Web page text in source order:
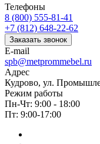
Телефоны
8 (800) 555-81-41
+7 (812) 648-22-62
Заказать звонок
E-mail
spb@metprommebel.ru
Адрес
Кудрово, ул.
Режим работы
Пн-Чт: 9:00 - 18:00
Пт: 9:00-17:00